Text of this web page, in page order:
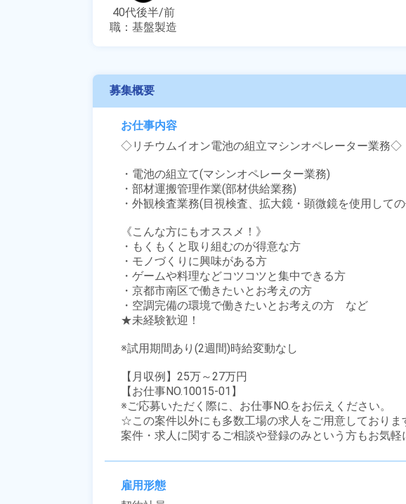
40代後半/前
職：基盤製造
募集概要
お仕事内容
◇リチウムイオン電池の組立マシンオペレーター業務◇
・電池の組立て(マシンオペレーター業務)
・部材運搬管理作業(部材供給業務)
・外観検査業務(目視検査、拡大鏡・顕微鏡を使用して
《こんな方にもオススメ！》
・もくもくと取り組むのが得意な方
・モノづくりに興味がある方
・ゲームや料理などコツコツと集中できる方
・京都市南区で働きたいとお考えの方
・空調完備の環境で働きたいとお考えの方　など
★未経験歓迎！
※試用期間あり(2週間)時給変動なし
【月収例】25万～27万円
【お仕事NO.10015-01】
※ご応募いただく際に、お仕事NO.をお伝えください。
☆この案件以外にも多数工場の求人をご用意しており
案件・求人に関するご相談や登録のみという方もお気軽
雇用形態